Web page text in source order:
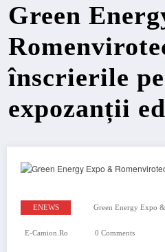
Green
înscrierile
expozanții
ENEWS Green Energy Expo
E-Camion.ro 0 Comments